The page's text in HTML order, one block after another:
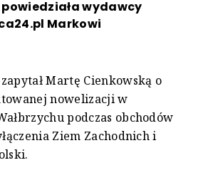
wydawcy
Markowi
Martę Cienkowską o
nowelizacji w
podczas obchodów
Ziem Zachodnich i